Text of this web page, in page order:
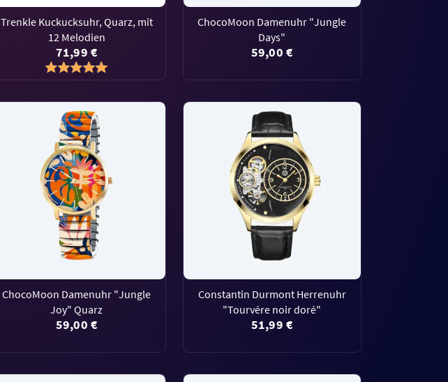
Trenkle Kuckucksuhr, Quarz, mit
12 Melodien
71,99 €
ChocoMoon Damenuhr "Jungle
Days"
59,00 €
ChocoMoon Damenuhr "Jungle
Joy" Quarz
59,00 €
Constantin Durmont Herrenuhr
"Tourvére noir doré"
51,99 €